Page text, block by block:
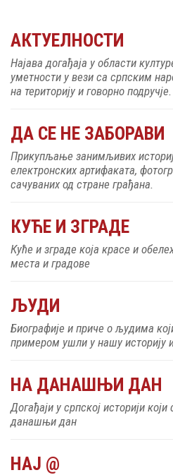
АКТУЕЛНОСТИ
Најава догађаја у области
уметности у вези са српским
на територију и говорно подручје.
ДА СЕ НЕ ЗАБОРАВИ
Прикупљање занимљивих
електронских артифаката,
сачуваних од стране грађана.
КУЋЕ И ЗГРАДЕ
Куће и зграде која красе и
места и градове
ЉУДИ
Биографије и приче о људима
примером ушли у нашу историју
НА ДАНАШЊИ ДАН
Догађаји у српској историји
данашњи дан
НАЈ @